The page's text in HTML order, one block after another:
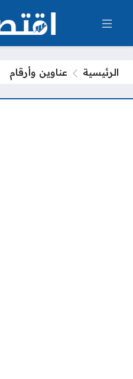
الرئيسية عناوين وأرقام